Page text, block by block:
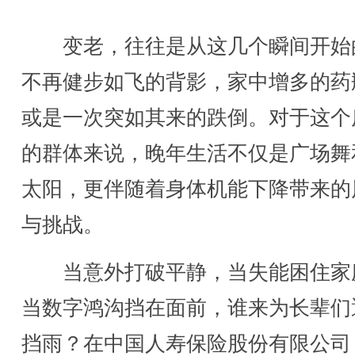
变老，往往是从这几个瞬间开始
不再健步如飞的背影，家中增多的
或是一次突如其来的跌倒。对于这
的群体来说，晚年生活不仅是广场
太阳，更伴随着身体机能下降带来
与挑战。
当意外打破平静，当失能困住家
当数字鸿沟挡在面前，谁来为长辈
挡雨？在中国人寿保险股份有限公